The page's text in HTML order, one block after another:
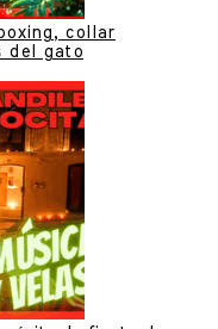
collar
del gato